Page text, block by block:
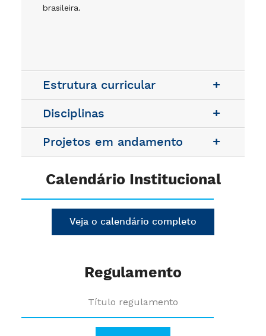
brasileira.
Estrutura curricular
Disciplinas
Projetos em andamento
Calendário Institucional
Veja o calendário completo
Regulamento
Título regulamento